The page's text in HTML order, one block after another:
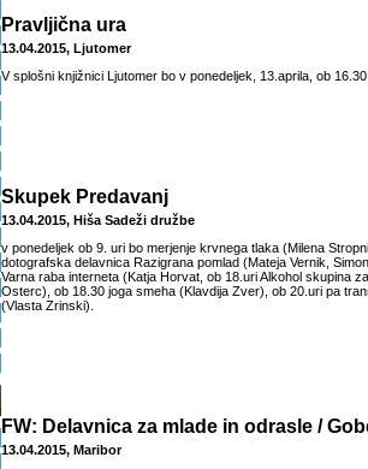
Pravljična ura
13.04.2015, Ljutomer
V splošni knjižnici Ljutomer bo v ponedeljek, 13.aprila, ob
Skupek Predavanj
13.04.2015, Hiša Sadeži družbe
v ponedeljek ob 9. uri bo merjenje krvnega tlaka (Milena
dotografska delavnica Razigrana pomlad (Mateja Vernik,
Varna raba interneta (Katja Horvat, ob 18.uri Alkohol skupina
Osterc), ob 18.30 joga smeha (Klavdija Zver), ob 20.uri pa
(Vlasta Zrinski).
FW: Delavnica za mlade in odrasle /
13.04.2015, Maribor